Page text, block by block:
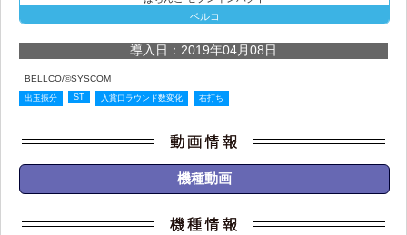
ベルコ
導入日：2019年04月08日
BELLCO/©SYSCOM
出玉振分 ST 入賞口ラウンド数変化 右打ち
機種動画